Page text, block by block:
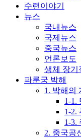
수련이야기
뉴스
국내뉴스
국제뉴스
중국뉴스
언론보도
생체 장기
파룬궁 박해
1. 박해의
1-1.
1-2.
1-3.
2. 중국공